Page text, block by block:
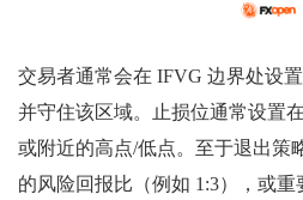
交易者通常会在 IFVG 边界处设
并守住该区域。止损位通常设置
或附近的高点/低点。至于退出策
的风险回报比（例如 1:3），或